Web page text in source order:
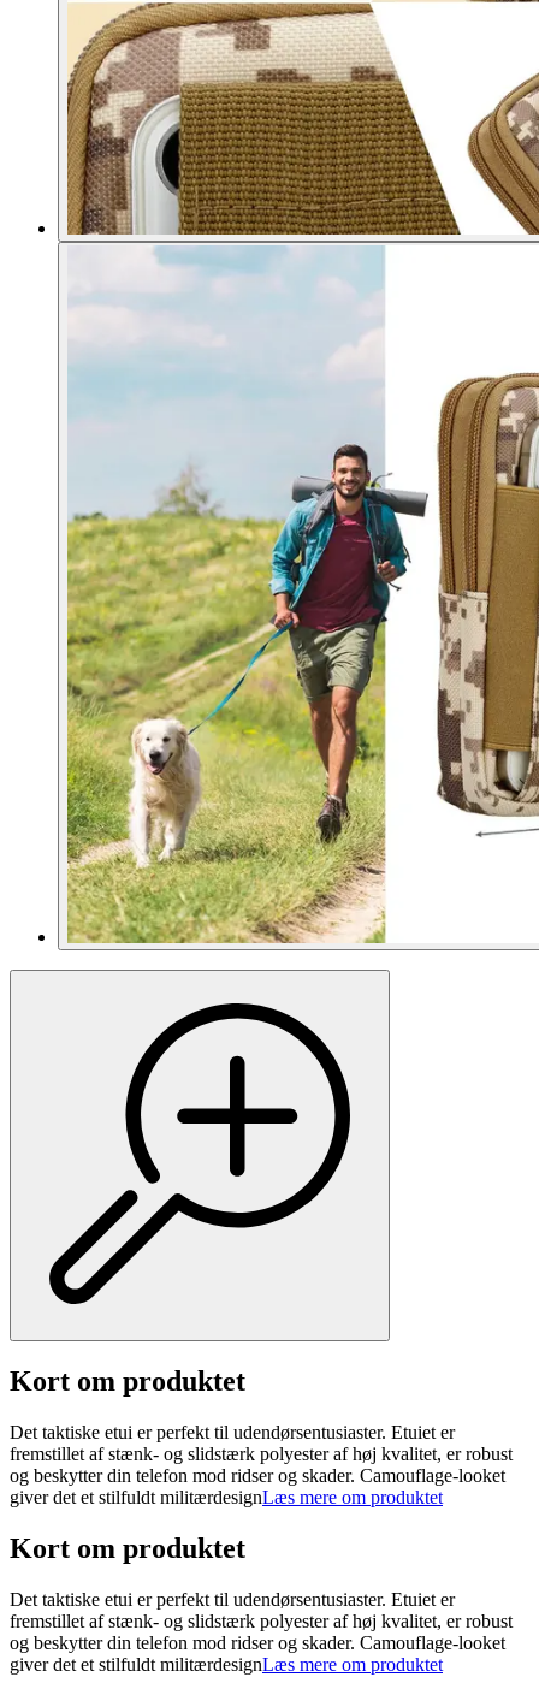
Kort om produktet
Det taktiske etui er perfekt til udendørsentusiaster. Etuiet er
fremstillet af stænk- og slidstærk polyester af høj kvalitet, er robust
og beskytter din telefon mod ridser og skader. Camouflage-looket
giver det et stilfuldt militærdesignLæs mere om produktet
Kort om produktet
Det taktiske etui er perfekt til udendørsentusiaster. Etuiet er
fremstillet af stænk- og slidstærk polyester af høj kvalitet, er robust
og beskytter din telefon mod ridser og skader. Camouflage-looket
giver det et stilfuldt militærdesignLæs mere om produktet